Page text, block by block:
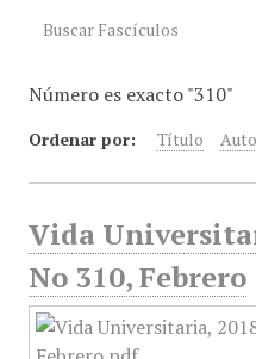
Buscar Fascículos
Número es exacto "310"
Ordenar por: Título
Vida
No 310, Febrero